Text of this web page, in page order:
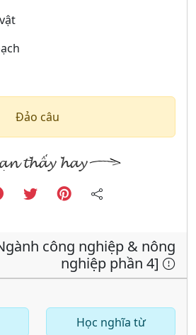
Đảo câu
công nghiệp & nông
nghiệp phần 4]
Học nghĩa từ